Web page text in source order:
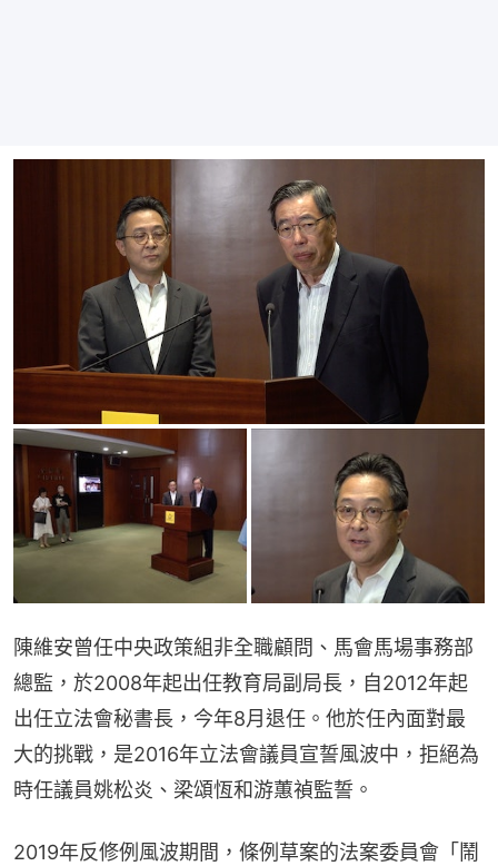
陳維安曾任中央政策組非全職顧問、馬會馬場事務部
總監，於2008年起出任教育局副局長，自2012年起
出任立法會秘書長，今年8月退任。他於任內面對最
大的挑戰，是2016年立法會議員宣誓風波中，拒絕為
時任議員姚松炎、梁頌恆和游蕙禎監誓。
2019年反修例風波期間，條例草案的法案委員會「鬧